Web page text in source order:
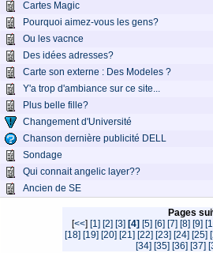
Cartes Magic
Pourquoi aimez-vous les gens?
Ou les vacnce
Des idées adresses?
Carte son externe : Des Modeles ?
Y'a trop d'ambiance sur ce site...
Plus belle fille?
Changement d'Université
Chanson dernière publicité DELL
Sondage
Qui connait angelic layer??
Ancien de SE
Pages
[<<] [1] [2] [3] [4] [5] [6] [7] [8] [9]
[18] [19] [20] [21] [22] [23] [24] [25]
[34] [35] [36] [37]